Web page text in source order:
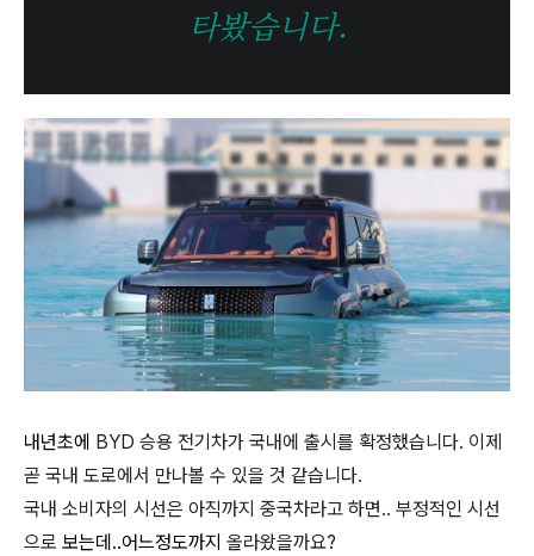
타봤습니다.
내년초에 BYD 승용 전기차가 국내에 출시를 확정했습니다. 이제
곧 국내 도로에서 만나볼 수 있을 것 같습니다.
국내 소비자의 시선은 아직까지 중국차라고 하면.. 부정적인 시선
으로 보는데..어느정도까지 올라왔을까요?